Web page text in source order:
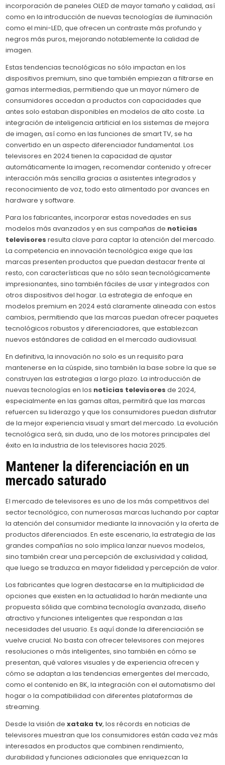
incorporación de paneles OLED de mayor tamaño y calidad, así
como en la introducción de nuevas tecnologías de iluminación
como el mini-LED, que ofrecen un contraste más profundo y
negros más puros, mejorando notablemente la calidad de
imagen.
Estas tendencias tecnológicas no sólo impactan en los
dispositivos premium, sino que también empiezan a filtrarse en
gamas intermedias, permitiendo que un mayor número de
consumidores accedan a productos con capacidades que
antes solo estaban disponibles en modelos de alto coste. La
integración de inteligencia artificial en los sistemas de mejora
de imagen, así como en las funciones de smart TV, se ha
convertido en un aspecto diferenciador fundamental. Los
televisores en 2024 tienen la capacidad de ajustar
automáticamente la imagen, recomendar contenido y ofrecer
interacción más sencilla gracias a asistentes integrados y
reconocimiento de voz, todo esto alimentado por avances en
hardware y software.
Para los fabricantes, incorporar estas novedades en sus
modelos más avanzados y en sus campañas de noticias
televisores resulta clave para captar la atención del mercado.
La competencia en innovación tecnológica exige que las
marcas presenten productos que puedan destacar frente al
resto, con características que no sólo sean tecnológicamente
impresionantes, sino también fáciles de usar y integrados con
otros dispositivos del hogar. La estrategia de enfoque en
modelos premium en 2024 está claramente alineada con estos
cambios, permitiendo que las marcas puedan ofrecer paquetes
tecnológicos robustos y diferenciadores, que establezcan
nuevos estándares de calidad en el mercado audiovisual.
En definitiva, la innovación no solo es un requisito para
mantenerse en la cúspide, sino también la base sobre la que se
construyen las estrategias a largo plazo. La introducción de
nuevas tecnologías en los noticias televisores de 2024,
especialmente en las gamas altas, permitirá que las marcas
refuercen su liderazgo y que los consumidores puedan disfrutar
de la mejor experiencia visual y smart del mercado. La evolución
tecnológica será, sin duda, uno de los motores principales del
éxito en la industria de los televisores hacia 2025.
Mantener la diferenciación en un
mercado saturado
El mercado de televisores es uno de los más competitivos del
sector tecnológico, con numerosas marcas luchando por captar
la atención del consumidor mediante la innovación y la oferta de
productos diferenciados. En este escenario, la estrategia de las
grandes compañías no solo implica lanzar nuevos modelos,
sino también crear una percepción de exclusividad y calidad,
que luego se traduzca en mayor fidelidad y percepción de valor.
Los fabricantes que logren destacarse en la multiplicidad de
opciones que existen en la actualidad lo harán mediante una
propuesta sólida que combina tecnología avanzada, diseño
atractivo y funciones inteligentes que respondan a las
necesidades del usuario. Es aquí donde la diferenciación se
vuelve crucial. No basta con ofrecer televisores con mejores
resoluciones o más inteligentes, sino también en cómo se
presentan, qué valores visuales y de experiencia ofrecen y
cómo se adaptan a las tendencias emergentes del mercado,
como el contenido en 8K, la integración con el automatismo del
hogar o la compatibilidad con diferentes plataformas de
streaming.
Desde la visión dexataka tv, los récords en noticias de
televisores muestran que los consumidores están cada vez más
interesados en productos que combinen rendimiento,
durabilidad y funciones adicionales que enriquezcan la